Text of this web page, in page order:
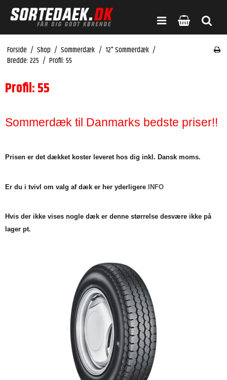
Forside / Shop / Sommerdæk / 12" Sommerdæk /
Bredde: 225 / Profil: 55
Profil: 55
Sommerdæk til Danmarks bedste priser!!
Prisen er det dækket koster leveret hos dig inkl. Dansk moms.
Er du i tvivl om valg af dæk er her yderligere INFO
Hvis der ikke vises nogle dæk er denne størrelse desvære ikke på
lager pt.